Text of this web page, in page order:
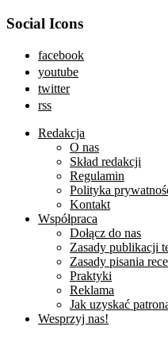
Social Icons
facebook
youtube
twitter
rss
Redakcja
O nas
Skład redakcji
Regulamin
Polityka
Kontakt
Współpraca
Dołącz do nas
Zasady publikacji
Zasady pisania
Praktyki
Reklama
Jak uzyskać
Wesprzyj nas!